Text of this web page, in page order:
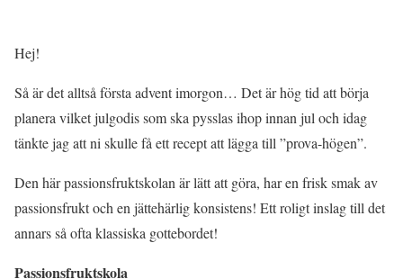
Hej!
Så är det alltså första advent imorgon… Det är hög tid att börja
planera vilket julgodis som ska pysslas ihop innan jul och idag
tänkte jag att ni skulle få ett recept att lägga till ”prova-högen”.
Den här passionsfruktskolan är lätt att göra, har en frisk smak av
passionsfrukt och en jättehärlig konsistens! Ett roligt inslag till det
annars så ofta klassiska gottebordet!
Passionsfruktskola